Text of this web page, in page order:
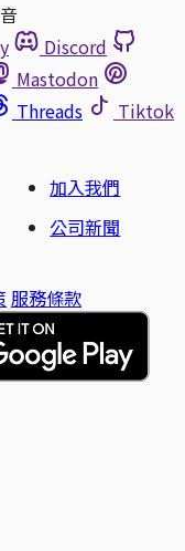
Discord
Mastodon
Threads
Tiktok
加入我們
公司新聞
服務條款